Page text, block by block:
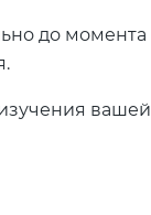
до момента
вашей